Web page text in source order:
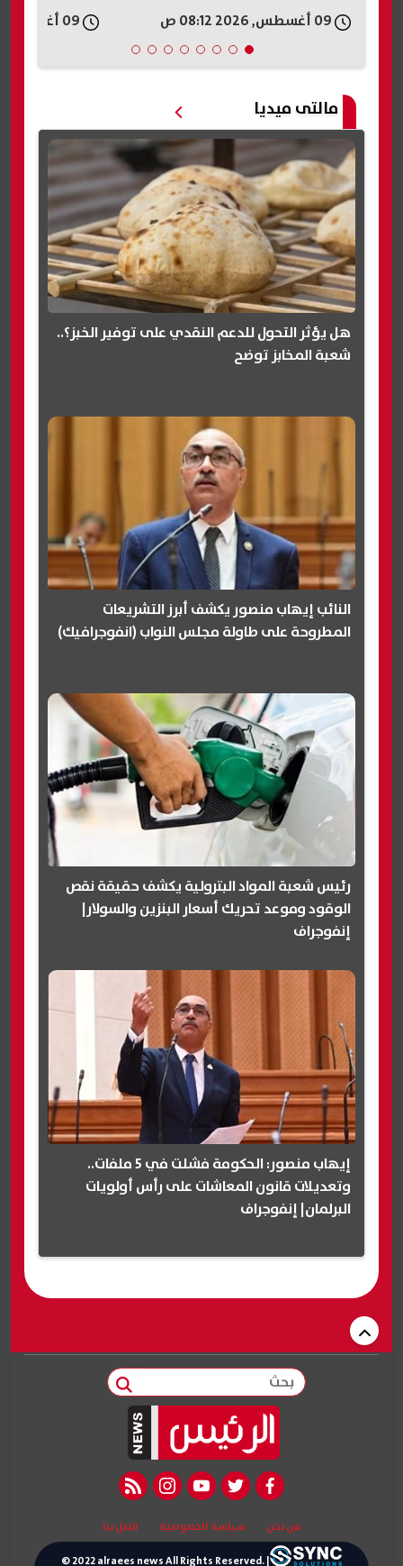
مالتى ميديا
هل يؤثر التحول للدعم النقدي على توفير الخبز؟..
شعبة المخابز توضح
النائب إيهاب منصور يكشف أبرز التشريعات
المطروحة على طاولة مجلس النواب (انفوجرافيك)
رئيس شعبة المواد البترولية يكشف حقيقة نقص
الوقود وموعد تحريك أسعار البنزين والسولار|
إنفوجراف
إيهاب منصور: الحكومة فشلت في 5 ملفات..
وتعديلات قانون المعاشات على رأس أولويات
البرلمان| إنفوجراف
بحث
facebook
twitter
youtube
instagram
rss feed
من نحن سياسة الخصوصية اتصل بنا
© 2022 alraees news All Rights Reserved. |